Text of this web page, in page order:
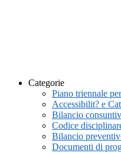
Categorie
Piano triennale
Accessibilit? e
Bilancio
Codice
Bilancio
Documenti di